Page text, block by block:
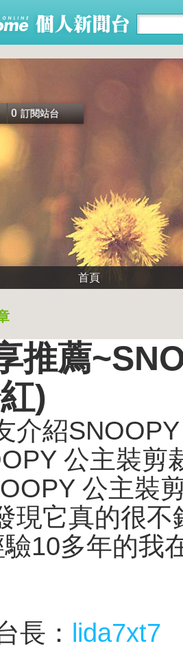
0 訂閱站台
首頁
推薦
)
介紹
公主裝剪
公主裝
現它真的很
10多年的我
長： lida7xt7